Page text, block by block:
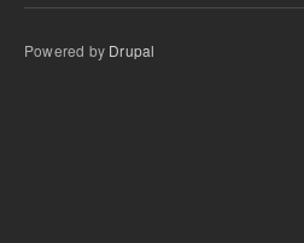
Powered by Drupal